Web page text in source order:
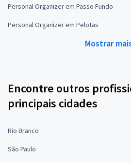
Personal Organizer em Passo Fundo
Personal Organizer em Pelotas
Mostrar
Encontre outros
principais cidades
Rio Branco
São Paulo